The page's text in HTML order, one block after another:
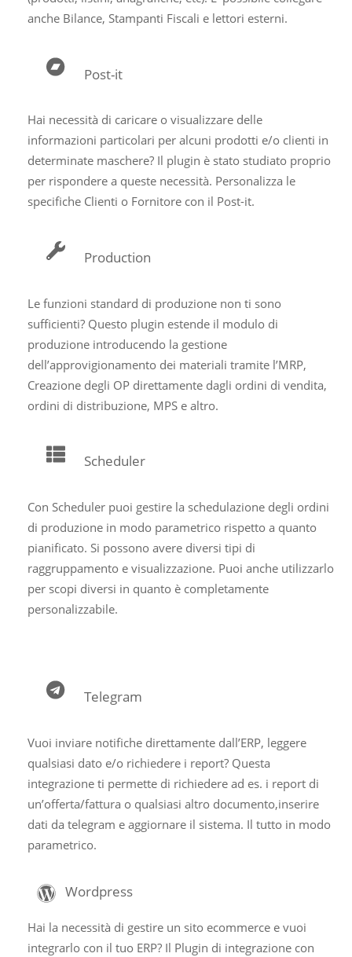
anche Bilance, Stampanti Fiscali e lettori esterni.
Post-it
Hai necessità di caricare o visualizzare delle
informazioni particolari per alcuni prodotti e/o clienti in
determinate maschere? Il plugin è stato studiato proprio
per rispondere a queste necessità. Personalizza le
specifiche Clienti o Fornitore con il Post-it.
Production
Le funzioni standard di produzione non ti sono
sufficienti? Questo plugin estende il modulo di
produzione introducendo la gestione
dell’approvigionamento dei materiali tramite l’MRP,
Creazione degli OP direttamente dagli ordini di vendita,
ordini di distribuzione, MPS e altro.
Scheduler
Con Scheduler puoi gestire la schedulazione degli ordini
di produzione in modo parametrico rispetto a quanto
pianificato. Si possono avere diversi tipi di
raggruppamento e visualizzazione. Puoi anche utilizzarlo
per scopi diversi in quanto è completamente
personalizzabile.
Telegram
Vuoi inviare notifiche direttamente dall’ERP, leggere
qualsiasi dato e/o richiedere i report? Questa
integrazione ti permette di richiedere ad es. i report di
un’offerta/fattura o qualsiasi altro documento,inserire
dati da telegram e aggiornare il sistema. Il tutto in modo
parametrico.
Wordpress
Hai la necessità di gestire un sito ecommerce e vuoi
integrarlo con il tuo ERP? Il Plugin di integrazione con